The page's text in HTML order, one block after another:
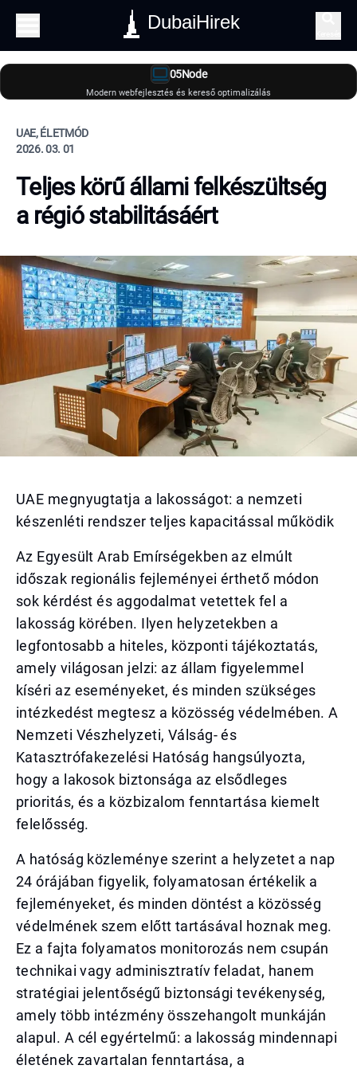
DubaiHirek
05Node
Modern webfejlesztés és kereső optimalizálás
UAE, ÉLETMÓD
2026. 03. 01
Teljes körű állami felkészültség
a régió stabilitásáért
UAE megnyugtatja a lakosságot: a nemzeti
készenléti rendszer teljes kapacitással működik
Az Egyesült Arab Emírségekben az elmúlt
időszak regionális fejleményei érthető módon
sok kérdést és aggodalmat vetettek fel a
lakosság körében. Ilyen helyzetekben a
legfontosabb a hiteles, központi tájékoztatás,
amely világosan jelzi: az állam figyelemmel
kíséri az eseményeket, és minden szükséges
intézkedést megtesz a közösség védelmében. A
Nemzeti Vészhelyzeti, Válság- és
Katasztrófakezelési Hatóság hangsúlyozta,
hogy a lakosok biztonsága az elsődleges
prioritás, és a közbizalom fenntartása kiemelt
felelősség.
A hatóság közleménye szerint a helyzetet a nap
24 órájában figyelik, folyamatosan értékelik a
fejleményeket, és minden döntést a közösség
védelmének szem előtt tartásával hoznak meg.
Ez a fajta folyamatos monitorozás nem csupán
technikai vagy adminisztratív feladat, hanem
stratégiai jelentőségű biztonsági tevékenység,
amely több intézmény összehangolt munkáján
alapul. A cél egyértelmű: a lakosság mindennapi
életének zavartalan fenntartása, a